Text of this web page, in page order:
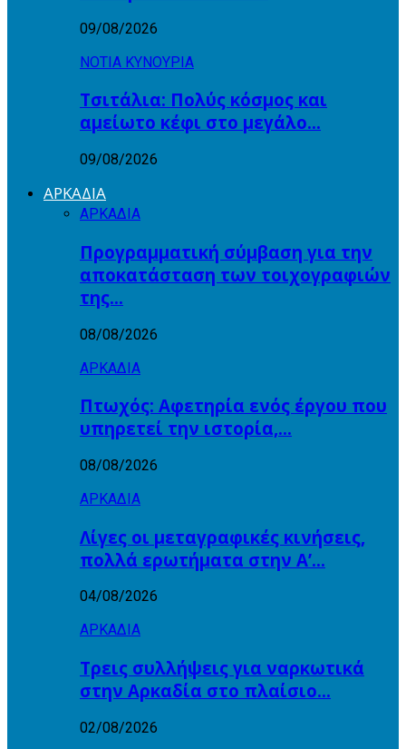
09/08/2026
ΝΟΤΙΑ ΚΥΝΟΥΡΙΑ
Τσιτάλια: Πολύς κόσμος και
αμείωτο κέφι στο μεγάλο…
09/08/2026
ΑΡΚΑΔΙΑ
ΑΡΚΑΔΙΑ
Προγραμματική σύμβαση για την
αποκατάσταση των τοιχογραφιών
της…
08/08/2026
ΑΡΚΑΔΙΑ
Πτωχός: Αφετηρία ενός έργου που
υπηρετεί την ιστορία,…
08/08/2026
ΑΡΚΑΔΙΑ
Λίγες οι μεταγραφικές κινήσεις,
πολλά ερωτήματα στην Α’…
04/08/2026
ΑΡΚΑΔΙΑ
Τρεις συλλήψεις για ναρκωτικά
στην Αρκαδία στο πλαίσιο…
02/08/2026